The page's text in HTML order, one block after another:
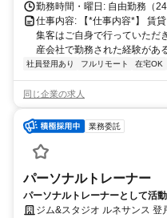
勤務時間・曜日: 自由勤務（24
仕事内容: 【*仕事内容*】 賃
集客はご自身で行っていただ
産会社で勤務された経験があ
社員登用あり フルリモート 在宅OK
同じ企業の求人
業務委託
パーソナルトレーナー
パーソナルトレーナーとして活
ジム&スタジオ ルネサンス 登